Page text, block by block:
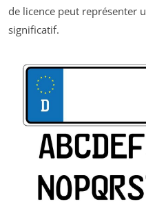
de licence peut représenter
significatif.